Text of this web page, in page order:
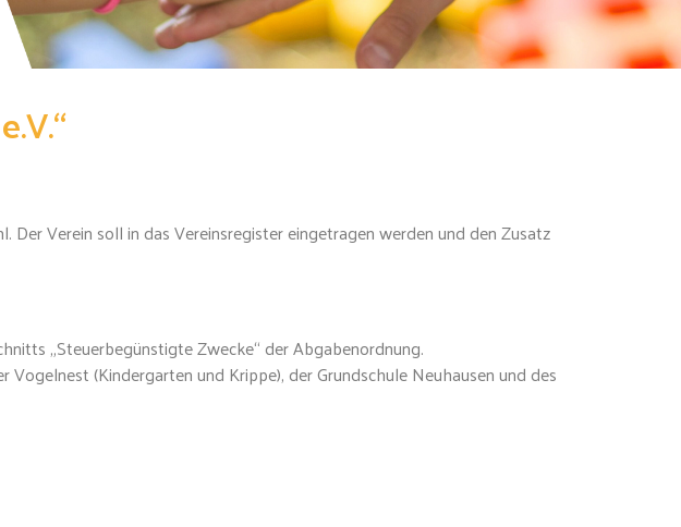
Verein soll in das Vereinsregister eingetragen werden und den Zusatz
„Steuerbegünstigte Zwecke“ der Abgabenordnung.
(Kindergarten und Krippe), der Grundschule Neuhausen und des